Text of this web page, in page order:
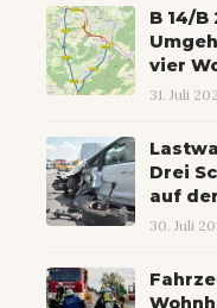
B 14/
vier
31. Juli
Drei
auf
30. Juli